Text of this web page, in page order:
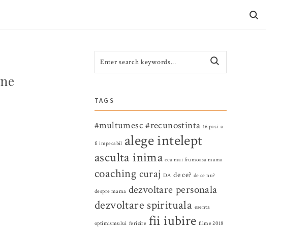
TAGS
#multumesc #recunostinta 16 pasi a
fi impecabil alege intelept
asculta inima cea mai frumoasa mama
coaching curaj DA de ce? de ce nu?
despre mama dezvoltare personala
dezvoltare spirituala esenta
optimismului fericire fii iubire filme 2018